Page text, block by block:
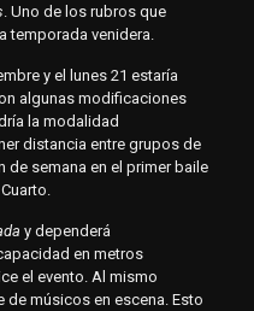
. Uno de los rubros que
temporada venidera.
y el lunes 21 estaría
algunas modificaciones
la modalidad
distancia entre grupos de
semana en el primer baile
y dependerá
en metros
el evento. Al mismo
de músicos en escena. Esto